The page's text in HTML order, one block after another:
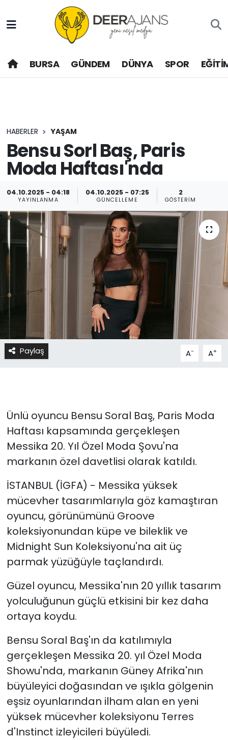
BURSA GÜNDEM DÜNYA SPOR
HABERLER YAŞAM
Bensu Sorl Baş, Paris
Moda Haftası'nda
04.10.2025 - 04:18
YAYINLANMA
04.10.2025 - 07:25
GÜNCELLEME
2
GÖSTERIM
Paylaş A- A+
Ünlü oyuncu Bensu Soral Baş, Paris Moda
Haftası kapsamında gerçekleşen
Messika 20. Yıl Özel Moda Şovu'na
markanın özel davetlisi olarak katıldı.
İSTANBUL (İGFA) - Messika yüksek
mücevher tasarımlarıyla göz kamaştıran
oyuncu, görünümünü Groove
koleksiyonundan küpe ve bileklik ve
Midnight Sun Koleksiyonu'na ait üç
parmak yüzüğüyle taçlandırdı.
Güzel oyuncu, Messika'nın 20 yıllık tasarım
yolculuğunun güçlü etkisini bir kez daha
ortaya koydu.
Bensu Soral Baş'ın da katılımıyla
gerçekleşen Messika 20. yıl Özel Moda
Showu'nda, markanın Güney Afrika'nın
büyüleyici doğasından ve ışıkla gölgenin
eşsiz oyunlarından ilham alan en yeni
yüksek mücevher koleksiyonu Terres
d'Instinct izleyicileri büyüledi.
Hava Durumu
Trafik Durumu
Son Dakika Haberleri
Haber Arşivi